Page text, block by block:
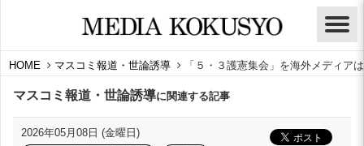
HOME マスコミ報道・世論誘導 「５・３護憲集会」を海外メディ
マスコミ報道・世論誘導に関連する記事
2026年05月08日 (金曜日)